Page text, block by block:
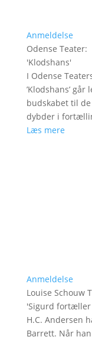
Anmeldelse
Odense Teater:
'Klodshans'
I Odense
’Klodshans’
budskabet til
dybder i
Læs mere
Anmeldelse
Louise Schouw
'Sigurd fortæller
H.C. Andersen
Barrett. Når